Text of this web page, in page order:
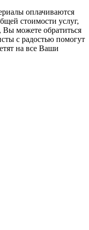
оплачиваются
стоимости услуг,
Вы можете обратиться
с радостью помогут
на все Ваши